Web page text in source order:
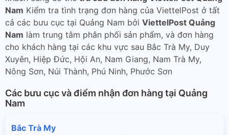
Nam Kiểm tra tình trạng đơn hàng của ViettelPost ở tất
cả các bưu cục tại Quảng Nam bởi ViettelPost Quảng
Nam làm trung tâm phân phối sản phẩm, và đơn hàng
cho khách hàng tại các khu vực sau Bắc Trà My, Duy
Xuyên, Hiệp Đức, Hội An, Nam Giang, Nam Trà My,
Nông Sơn, Núi Thành, Phú Ninh, Phước Sơn
Các bưu cục và điểm nhận đơn hàng tại Quảng
Nam
Bắc Trà My